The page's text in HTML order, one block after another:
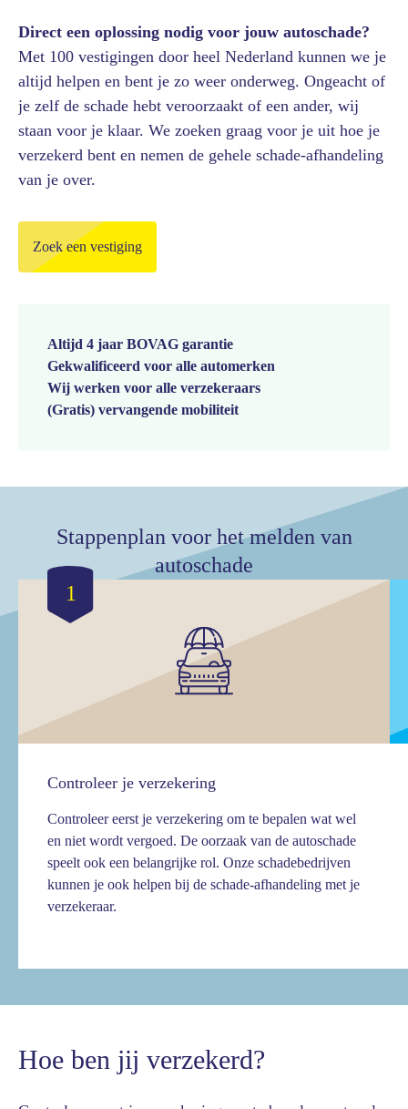
Direct een oplossing nodig voor jouw autoschade?
Met 100 vestigingen door heel Nederland kunnen we je
altijd helpen en bent je zo weer onderweg. Ongeacht of
je zelf de schade hebt veroorzaakt of een ander, wij
staan voor je klaar. We zoeken graag voor je uit hoe je
verzekerd bent en nemen de gehele schade-afhandeling
van je over.
Zoek een vestiging
Altijd 4 jaar BOVAG garantie
Gekwalificeerd voor alle automerken
Wij werken voor alle verzekeraars
(Gratis) vervangende mobiliteit
Stappenplan voor het melden van
autoschade
1
Controleer je verzekering
Controleer eerst je verzekering om te bepalen wat wel
en niet wordt vergoed. De oorzaak van de autoschade
speelt ook een belangrijke rol. Onze schadebedrijven
kunnen je ook helpen bij de schade-afhandeling met je
verzekeraar.
Hoe ben jij verzekerd?